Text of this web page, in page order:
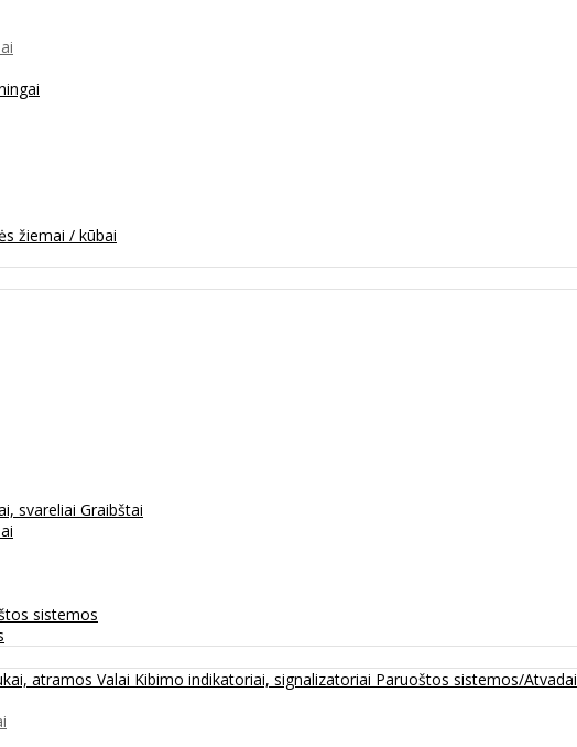
žiemai / kūbai
svareliai Graibštai
sistemos
atramos Valai Kibimo indikatoriai, signalizatoriai Paruoštos sistemos/Atvadai